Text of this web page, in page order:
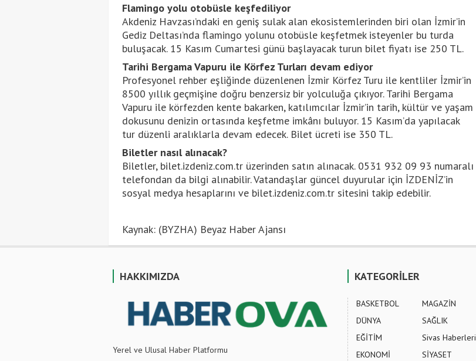
Flamingo yolu otobüsle keşfediliyor
Akdeniz Havzası’ndaki en geniş sulak alan ekosistemlerinden biri olan İzmir’in
Gediz Deltası’nda flamingo yolunu otobüsle keşfetmek isteyenler bu turda
buluşacak. 15 Kasım Cumartesi günü başlayacak turun bilet fiyatı ise 250 TL.
Tarihi Bergama Vapuru ile Körfez Turları devam ediyor
Profesyonel rehber eşliğinde düzenlenen İzmir Körfez Turu ile kentliler İzmir’in
8500 yıllık geçmişine doğru benzersiz bir yolculuğa çıkıyor. Tarihi Bergama
Vapuru ile körfezden kente bakarken, katılımcılar İzmir’in tarih, kültür ve yaşam
dokusunu denizin ortasında keşfetme imkânı buluyor. 15 Kasım’da yapılacak
tur düzenli aralıklarla devam edecek. Bilet ücreti ise 350 TL.
Biletler nasıl alınacak?
Biletler, bilet.izdeniz.com.tr üzerinden satın alınacak. 0531 932 09 93 numaralı
telefondan da bilgi alınabilir. Vatandaşlar güncel duyurular için İZDENİZ’in
sosyal medya hesaplarını ve bilet.izdeniz.com.tr sitesini takip edebilir.
Kaynak: (BYZHA) Beyaz Haber Ajansı
HAKKIMIZDA
Yerel ve Ulusal Haber Platformu
KATEGORİLER
BASKETBOL
DÜNYA
EĞİTİM
EKONOMİ
MAGAZİN
SAĞLIK
Sivas Haberleri
SİYASET